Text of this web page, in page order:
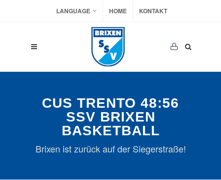
LANGUAGE HOME KONTAKT
CUS TRENTO 48:56
SSV BRIXEN
BASKETBALL
Brixen ist zurück auf der Siegerstraße!